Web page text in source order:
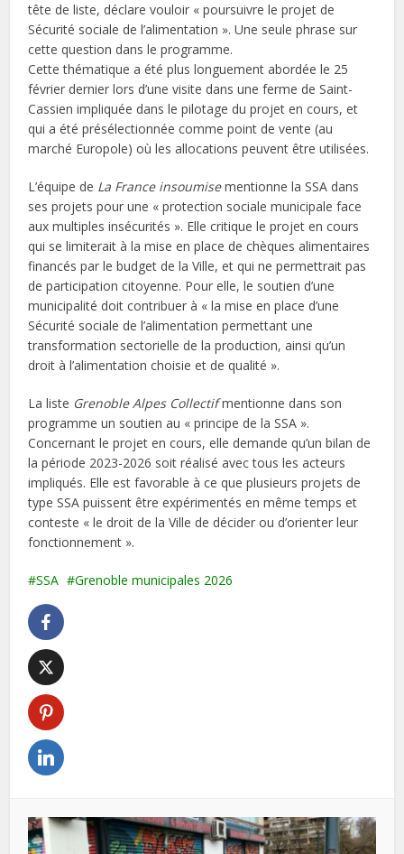
tête de liste, déclare vouloir « poursuivre le projet de
Sécurité sociale de l’alimentation ». Une seule phrase sur
cette question dans le programme.
Cette thématique a été plus longuement abordée le 25
février dernier lors d’une visite dans une ferme de Saint-
Cassien impliquée dans le pilotage du projet en cours, et
qui a été présélectionnée comme point de vente (au
marché Europole) où les allocations peuvent être utilisées.
L’équipe de La France insoumisementionne la SSA dans
ses projets pour une « protection sociale municipale face
aux multiples insécurités ». Elle critique le projet en cours
qui se limiterait à la mise en place de chèques alimentaires
financés par le budget de la Ville, et qui ne permettrait pas
de participation citoyenne. Pour elle, le soutien d’une
municipalité doit contribuer à « la mise en place d’une
Sécurité sociale de l’alimentation permettant une
transformation sectorielle de la production, ainsi qu’un
droit à l’alimentation choisie et de qualité ».
La liste Grenoble Alpes Collectifmentionne dans son
programme un soutien au « principe de la SSA ».
Concernant le projet en cours, elle demande qu’un bilan de
la période 2023-2026 soit réalisé avec tous les acteurs
impliqués. Elle est favorable à ce que plusieurs projets de
type SSA puissent être expérimentés en même temps et
conteste « le droit de la Ville de décider ou d’orienter leur
fonctionnement ».
SSA Grenoble municipales 2026